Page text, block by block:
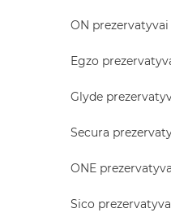
ON prezervatyvai
Egzo
Glyde
Secura
ONE
Sico